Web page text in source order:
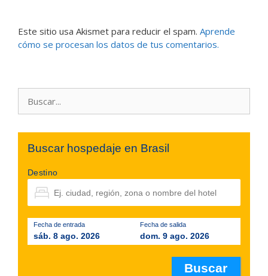
Este sitio usa Akismet para reducir el spam. Aprende
cómo se procesan los datos de tus comentarios.
Buscar hospedaje en Brasil
Destino
Fecha de entrada
sáb. 8 ago. 2026
Fecha de salida
dom. 9 ago. 2026